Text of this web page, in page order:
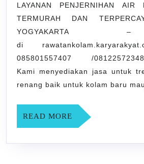
DI
LAYANAN PENJERNIHAN AIR
TERMURAH DAN
YOGYAKARTA
di
085801557407 /
Kami menyediakan jasa untuk
renang baik untuk kolam baru
READ MORE READ
MORE